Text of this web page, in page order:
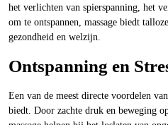
het verlichten van spierspanning, het
om te ontspannen, massage biedt
gezondheid en welzijn.
Ontspanning en
Een van de meest directe voordelen
biedt. Door zachte druk en beweging